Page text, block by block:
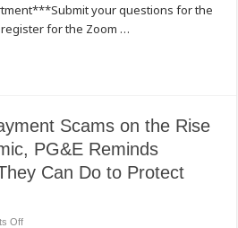
your questions for the
for the Zoom …
Scams on the Rise
PG&E Reminds
Can Do to Protect
Offon